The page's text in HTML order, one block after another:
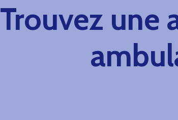
Trouvez une